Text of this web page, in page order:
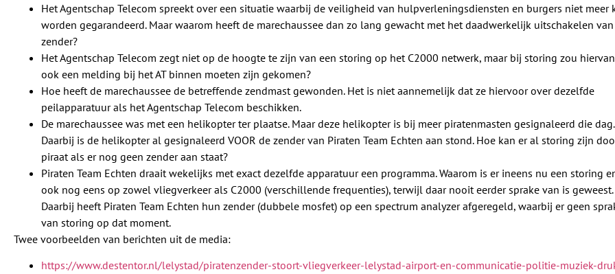
Het Agentschap Telecom spreekt over een situatie waarbij de veiligheid van hulpverleningsdiensten en burgers niet meer
worden gegarandeerd. Maar waarom heeft de marechaussee dan zo lang gewacht met het daadwerkelijk uitschakelen
zender?
Het Agentschap Telecom zegt niet op de hoogte te zijn van een storing op het C2000 netwerk, maar bij storing zou
ook een melding bij het AT binnen moeten zijn gekomen?
Hoe heeft de marechaussee de betreffende zendmast gewonden. Het is niet aannemelijk dat ze hiervoor over dezelfde
peilapparatuur als het Agentschap Telecom beschikken.
De marechaussee was met een helikopter ter plaatse. Maar deze helikopter is bij meer piratenmasten gesignaleerd die dag.
Daarbij is de helikopter al gesignaleerd VOOR de zender van Piraten Team Echten aan stond. Hoe kan er al storing zijn
piraat als er nog geen zender aan staat?
Piraten Team Echten draait wekelijks met exact dezelfde apparatuur een programma. Waarom is er ineens nu een storing
ook nog eens op zowel vliegverkeer als C2000 (verschillende frequenties), terwijl daar nooit eerder sprake van is geweest.
Daarbij heeft Piraten Team Echten hun zender (dubbele mosfet) op een spectrum analyzer afgeregeld, waarbij er geen
van storing op dat moment.
Twee voorbeelden van berichten uit de media:
https://www.destentor.nl/lelystad/piratenzender-stoort-vliegverkeer-lelystad-airport-en-communicatie-politie-muziek-